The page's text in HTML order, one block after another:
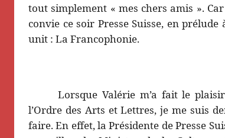
tout simplement « mes chers amis ».
convie ce soir Presse Suisse, en
unit : La Francophonie.
Lorsque Valérie m’a fait le
l’Ordre des Arts et Lettres, je me suis
faire. En effet, la Présidente de Presse